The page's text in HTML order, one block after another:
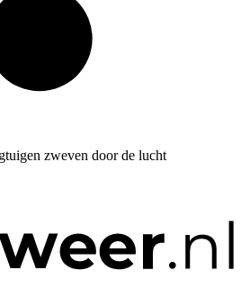
zweven door de lucht